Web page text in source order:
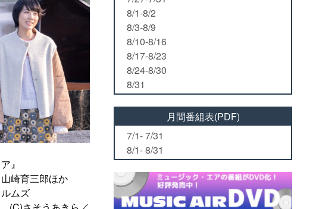
』
崎育三郎ほか
ムズ
8/1-8/2
8/3-8/9
8/10-8/16
8/17-8/23
8/24-8/30
8/31
月間番組表(PDF)
7/1- 7/31
8/1- 8/31